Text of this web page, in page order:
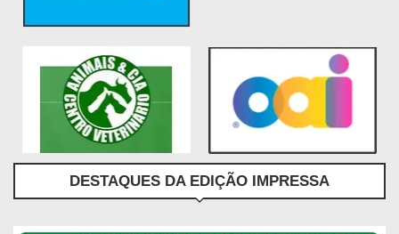
DESTAQUES DA EDIÇÃO IMPRESSA